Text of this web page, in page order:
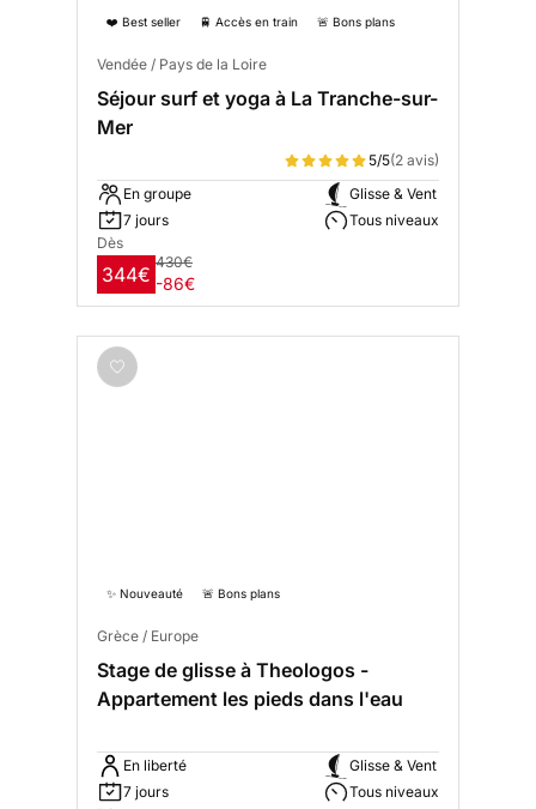
❤️ Best seller 🚆 Accès en train 🚨 Bons plans
Vendée / Pays de la Loire
Séjour surf et yoga à La Tranche-sur-
Mer
5/5(2 avis)
En groupe
7 jours
Glisse & Vent
Tous niveaux
Dès
344€
430€
-86€
✨ Nouveauté 🚨 Bons plans
Grèce / Europe
Stage de glisse à Theologos -
Appartement les pieds dans l'eau
En liberté
7 jours
Glisse & Vent
Tous niveaux